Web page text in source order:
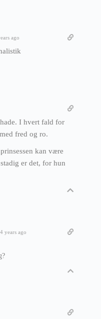
ago
I hvert fald for
fred og ro.
kan være
er det, for hun
4 years ago